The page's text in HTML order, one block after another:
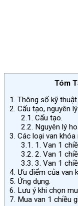
Tóm
1. Thông số kỹ
2. Cấu tạo, nguyên
2.1. Cấu tạo.
2.2. Nguyên lý
3. Các loại van
3.1. 1. Van 1
3.2. 2. Van 1
3.3. 3. Van 1
4. Ưu điểm của van
5. Ứng dụng.
6. Lưu ý khi chọn
7. Mua van 1 chiều